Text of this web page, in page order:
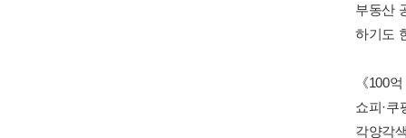
부동산
하기도
《100
쇼피·쿠
각양각